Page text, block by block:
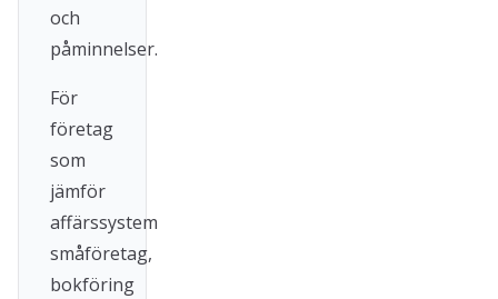
och
påminnelser.
För
företag
som
jämför
affärssystem
småföretag,
bokföring